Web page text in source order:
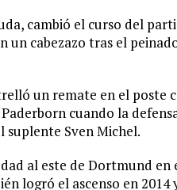
cambió el curso del
un cabezazo tras el
un remate en el
cuando la
Sven Michel.
al este de Dortmund
logró el ascenso en